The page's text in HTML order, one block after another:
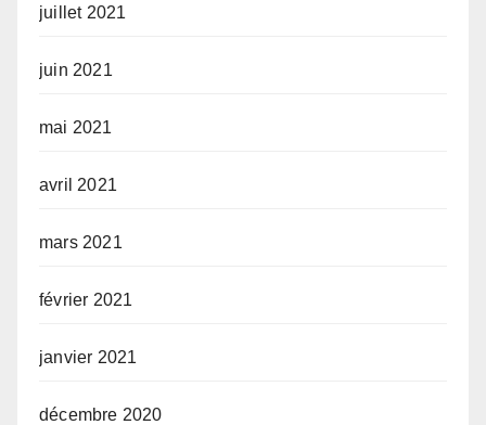
juillet 2021
juin 2021
mai 2021
avril 2021
mars 2021
février 2021
janvier 2021
décembre 2020